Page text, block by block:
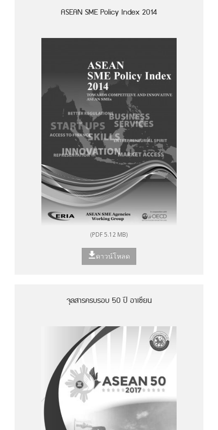
ASEAN SME Policy Index 2014
(PDF 5.12 MB)
ดาวน์โหลด
จุลสารครบรอบ 50 ปี อาเซียน